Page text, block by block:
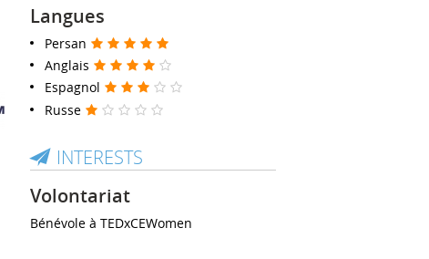
Langues
Persan
Anglais
Espagnol
Russe
INTERESTS
Volontariat
Bénévole à TEDxCEWomen